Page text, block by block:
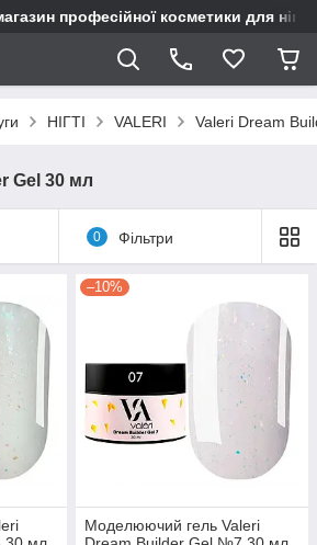
професійної косметики для
НІГТІ VALERI Valeri Dream
Gel 30 мл
0 Фільтри
–10%
Моделюючий гель Valeri